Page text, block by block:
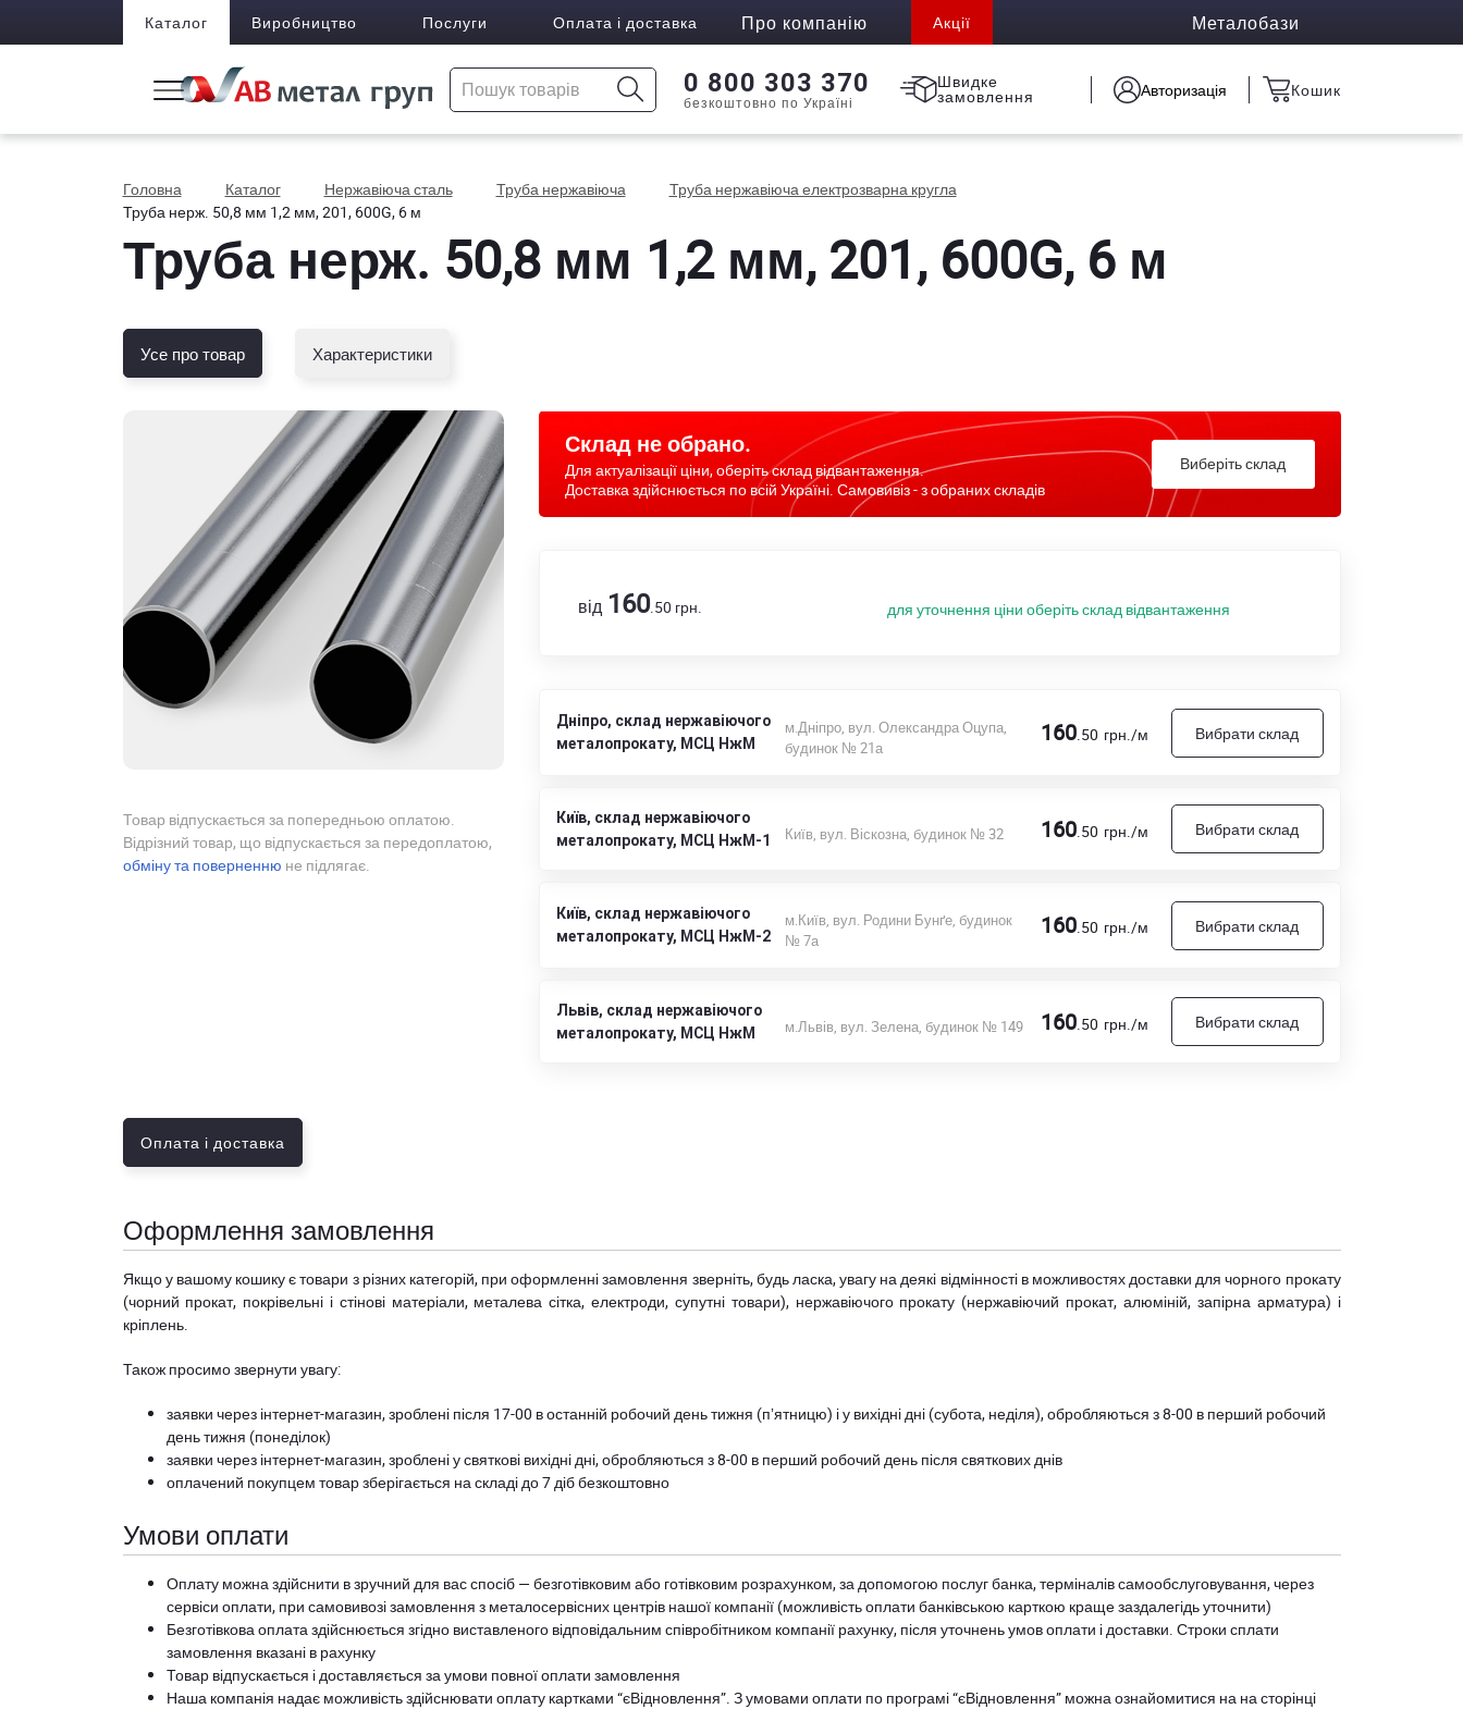
Каталог Виробництво Послуги Оплата і доставка Про компанію Акції Металобази
0 800 303 370
безкоштовно по Україні
Швидке
замовлення Авторизація Кошик
Головна Каталог Нержавіюча сталь Труба нержавіюча
Труба нержавіюча електрозварна кругла
Труба нерж. 50,8 мм 1,2 мм, 201, 600G, 6 м
Труба нерж. 50,8 мм 1,2 мм, 201, 600G, 6 м
Усе про товар Характеристики
Товар відпускається за попередньою оплатою.
Відрізний товар, що відпускається за передоплатою,
обміну та поверненню не підлягає.
Склад не обрано.
Для актуалізації ціни, оберіть склад відвантаження.
Доставка здійснюється по всій Україні. Самовивіз - з обраних складів
Виберіть склад
від 160.50 грн. для уточнення ціни оберіть склад відвантаження
Дніпро, склад нержавіючого
металопрокату, МСЦ НжМ
м.Дніпро, вул. Олександра Оцупа,
будинок № 21а
160.50 грн./м Вибрати склад
Київ, склад нержавіючого
металопрокату, МСЦ НжМ-1
Київ, вул. Віскозна, будинок № 32 160.50 грн./м Вибрати склад
Київ, склад нержавіючого
металопрокату, МСЦ НжМ-2
м.Київ, вул. Родини Бунґе, будинок
№ 7а
160.50 грн./м Вибрати склад
Львів, склад нержавіючого
металопрокату, МСЦ НжМ
м.Львів, вул. Зелена, будинок № 149 160.50 грн./м Вибрати склад
Оплата і доставка
Оформлення замовлення
Якщо у вашому кошику є товари з різних категорій, при оформленні замовлення зверніть, будь ласка, увагу на деякі відмінності в можливостях доставки для чорного прокату
(чорний прокат, покрівельні і стінові матеріали, металева сітка, електроди, супутні товари), нержавіючого прокату (нержавіючий прокат, алюміній, запірна арматура) і
кріплень.
Також просимо звернути увагу:
заявки через інтернет-магазин, зроблені після 17-00 в останній робочий день тижня (пʼятницю) і у вихідні дні (субота, неділя), обробляються з 8-00 в перший робочий
день тижня (понеділок)
заявки через інтернет-магазин, зроблені у святкові вихідні дні, обробляються з 8-00 в перший робочий день після святкових днів
оплачений покупцем товар зберігається на складі до 7 діб безкоштовно
Умови оплати
Оплату можна здійснити в зручний для вас спосіб — безготівковим або готівковим розрахунком, за допомогою послуг банка, терміналів самообслуговування, через
сервіси оплати, при самовивозі замовлення з металосервісних центрів нашої компанії (можливість оплати банківською карткою краще заздалегідь уточнити)
Безготівкова оплата здійснюється згідно виставленого відповідальним співробітником компанії рахунку, після уточнень умов оплати і доставки. Строки сплати
замовлення вказані в рахунку
Товар відпускається і доставляється за умови повної оплати замовлення
Наша компанія надає можливість здійснювати оплату картками “єВідновлення”. З умовами оплати по програмі “єВідновлення” можна ознайомитися на на сторінці